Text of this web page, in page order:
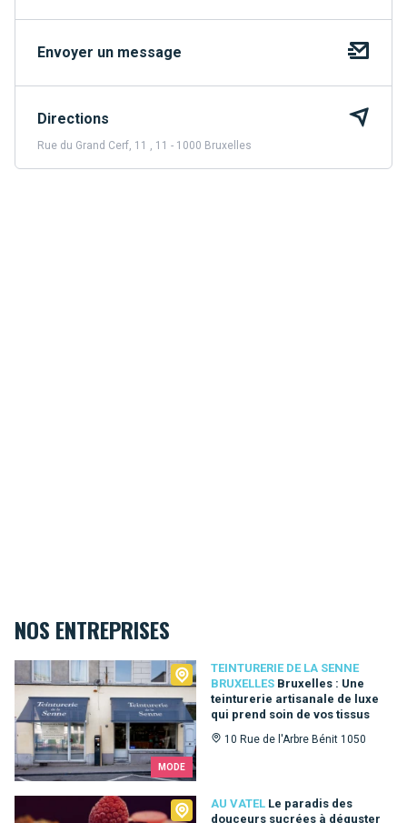
Envoyer un message
Directions
Rue du Grand Cerf, 11 , 11 - 1000 Bruxelles
NOS ENTREPRISES
MODE
TEINTURERIE DE LA SENNE
BRUXELLES Bruxelles : Une
teinturerie artisanale de luxe
qui prend soin de vos tissus
10 Rue de l'Arbre Bénit 1050
Teinturerie de la Senne Bruxelles
AU VATEL Le paradis des
douceurs sucrées à déguster